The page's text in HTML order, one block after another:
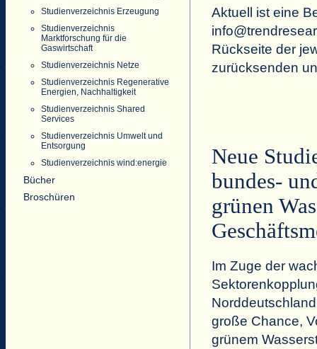
Studienverzeichnis Erzeugung
Studienverzeichnis
Marktforschung für die
Gaswirtschaft
Studienverzeichnis Netze
Studienverzeichnis Regenerative
Energien, Nachhaltigkeit
Studienverzeichnis Shared
Services
Studienverzeichnis Umwelt und
Entsorgung
Studienverzeichnis wind:energie
Bücher
Broschüren
Aktuell ist eine
Rückseite der
zurücksenden
Neue
bundes-
grünen
Im Zuge der
große Chance,
grünem